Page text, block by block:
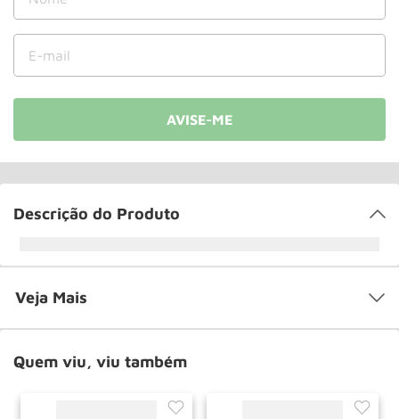
Descrição do Produto
Veja Mais
Quem viu, viu também